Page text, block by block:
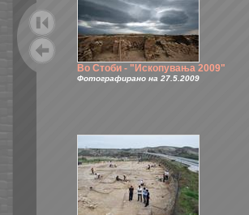
Во Стоби - "Ископувања 2009"
Фотографирано на 27.5.2009